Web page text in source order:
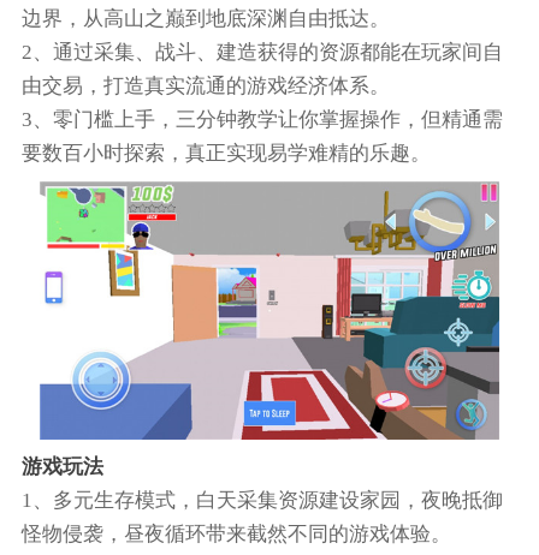
边界，从高山之巅到地底深渊自由抵达。
2、通过采集、战斗、建造获得的资源都能在玩家间自
由交易，打造真实流通的游戏经济体系。
3、零门槛上手，三分钟教学让你掌握操作，但精通需
要数百小时探索，真正实现易学难精的乐趣。
游戏玩法
1、多元生存模式，白天采集资源建设家园，夜晚抵御
怪物侵袭，昼夜循环带来截然不同的游戏体验。